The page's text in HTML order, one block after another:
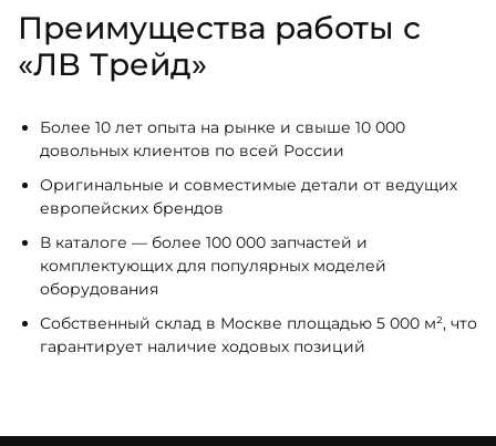
Преимущества работы с
«ЛВ Трейд»
Более 10 лет опыта на рынке и свыше 10 000
довольных клиентов по всей России
Оригинальные и совместимые детали от ведущих
европейских брендов
В каталоге — более 100 000 запчастей и
комплектующих для популярных моделей
оборудования
Собственный склад в Москве площадью 5 000 м², что
гарантирует наличие ходовых позиций